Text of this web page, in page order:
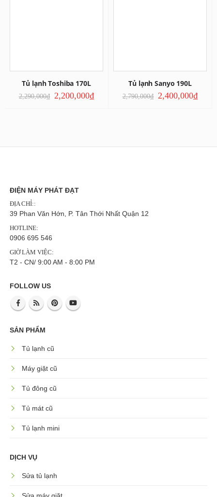
Tủ lạnh Toshiba 170L
2,290,000₫ 2,200,000₫
Tủ lạnh Sanyo 190L
2,790,000₫ 2,400,000₫
ĐIỆN MÁY PHÁT ĐẠT
ĐỊA CHỈ::
39 Phan Văn Hớn, P. Tân Thới Nhất Quận 12
HOTLINE:
0906 695 546
GIỜ LÀM VIỆC:
T2 - CN/ 9:00 AM - 8:00 PM
FOLLOW US
SẢN PHẨM
Tủ lạnh cũ
Máy giặt cũ
Tủ đông cũ
Tủ mát cũ
Tủ lạnh mini
DỊCH VỤ
Sửa tủ lạnh